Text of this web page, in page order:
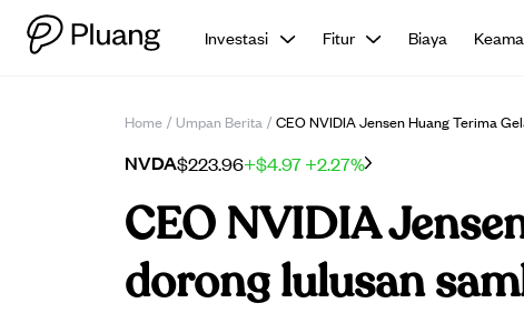
Investasi Fitur Biaya
Home / Umpan Berita / CEO NVIDIA Jensen Huang Terima
NVDA$223.96+$4.97+2.27%
CEO NVIDIA
dorong lulusan